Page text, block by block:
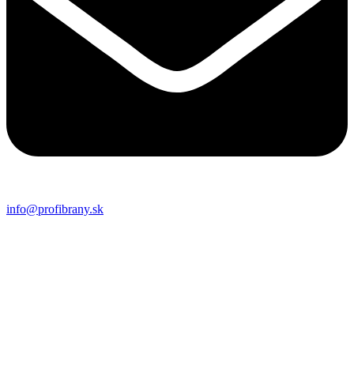
info@profibrany.sk